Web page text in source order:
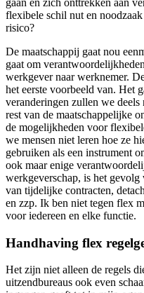
flexibele schil nut en
risico?
De maatschappij gaat nou
gaat om
werkgever naar werknemer.
het eerste voorbeeld van. Het
veranderingen zullen we deels
rest van de maatschappelijke
de mogelijkheden voor
we mensen niet leren hoe ze
gebruiken als een instrument
ook maar enige
werkgeverschap, is het gevolg
van tijdelijke contracten,
en zzp. Ik ben niet tegen flex
voor iedereen en elke functie.
Handhaving flex
Het zijn niet alleen de regels
uitzendbureaus ook even